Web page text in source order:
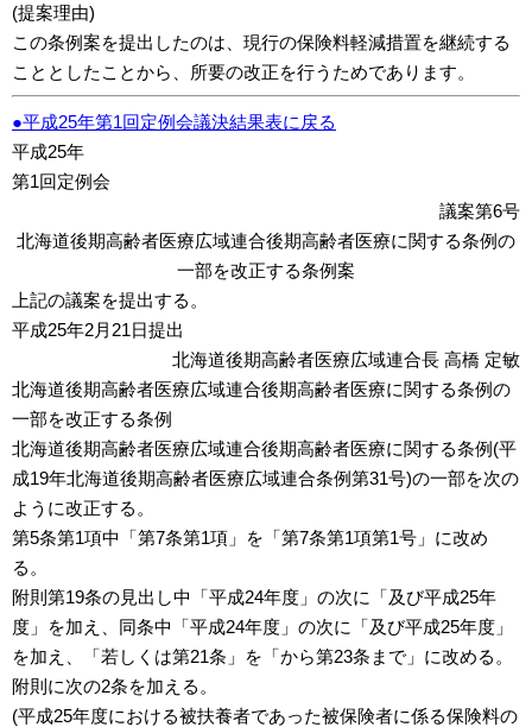
(提案理由)
この条例案を提出したのは、現行の保険料軽減措置を継続する
こととしたことから、所要の改正を行うためであります。
●平成25年第1回定例会議決結果表に戻る
平成25年
第1回定例会
議案第6号
北海道後期高齢者医療広域連合後期高齢者医療に関する条例の
一部を改正する条例案
上記の議案を提出する。
平成25年2月21日提出
北海道後期高齢者医療広域連合長 高橋 定敏
北海道後期高齢者医療広域連合後期高齢者医療に関する条例の
一部を改正する条例
北海道後期高齢者医療広域連合後期高齢者医療に関する条例(平
成19年北海道後期高齢者医療広域連合条例第31号)の一部を次の
ように改正する。
第5条第1項中「第7条第1項」を「第7条第1項第1号」に改め
る。
附則第19条の見出し中「平成24年度」の次に「及び平成25年
度」を加え、同条中「平成24年度」の次に「及び平成25年度」
を加え、「若しくは第21条」を「から第23条まで」に改める。
附則に次の2条を加える。
(平成25年度における被扶養者であった被保険者に係る保険料の